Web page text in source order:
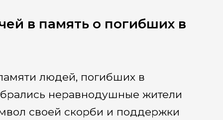
в память о погибших в
людей, погибших в
неравнодушные жители
своей скорби и поддержки